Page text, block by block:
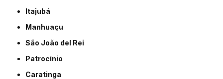
Itajubá
Manhuaçu
São João del Rei
Patrocínio
Caratinga